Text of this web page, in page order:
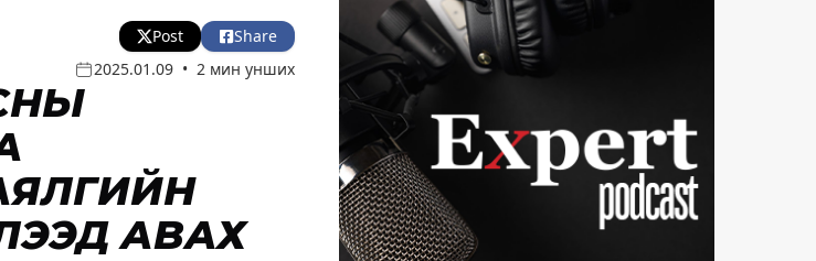
Post
Share
2025.01.09 • 2 мин унших
АВАХ